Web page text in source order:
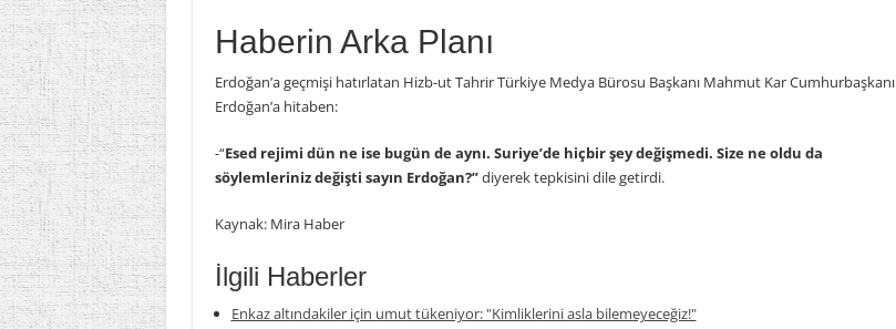
Haberin Arka Planı
Erdoğan’a geçmişi hatırlatan Hizb-ut Tahrir Türkiye Medya Bürosu Başkanı Mahmut Kar Cumhurbaşkanı
Erdoğan’a hitaben:
-“Esed rejimi dün ne ise bugün de aynı. Suriye’de hiçbir şey değişmedi. Size ne oldu da
söylemleriniz değişti sayın Erdoğan?”diyerek tepkisini dile getirdi.
Kaynak: Mira Haber
İlgili Haberler
Enkaz altındakiler için umut tükeniyor: "Kimliklerini asla bilemeyeceğiz!"